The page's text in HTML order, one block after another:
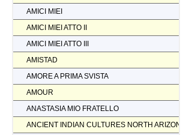
AMICI MIEI
AMICI MIEI ATTO II
AMICI MIEI ATTO III
AMISTAD
AMORE A PRIMA SVISTA
AMOUR
ANASTASIA MIO FRATELLO
ANCIENT INDIAN CULTURES NORTH ARIZONA